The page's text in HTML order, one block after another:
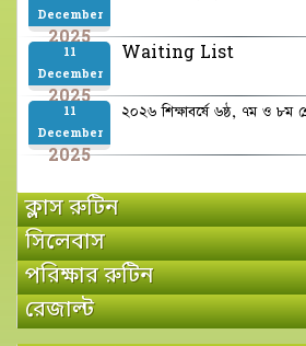
December
2025
11
December
2025
Waiting List
11
December
2025
২০২৬ শিক্ষাবর্ষে ৬ষ্ঠ, ৭ম ও ৮ম
ক্লাস রুটিন
সিলেবাস
পরিক্ষার রুটিন
রেজাল্ট